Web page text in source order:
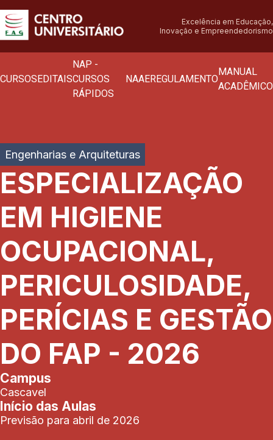
Excelência em Educação,
Inovação e Empreendedorismo
CURSOSEDITAIS
NAP -
CURSOS
RÁPIDOS
NAAEREGULAMENTOMANUAL
ACADÊMICO
Engenharias e Arquiteturas
ESPECIALIZAÇÃO
EM HIGIENE
OCUPACIONAL,
PERICULOSIDADE,
PERÍCIAS E GESTÃO
DO FAP - 2026
Campus
Cascavel
Início das Aulas
Previsão para abril de 2026